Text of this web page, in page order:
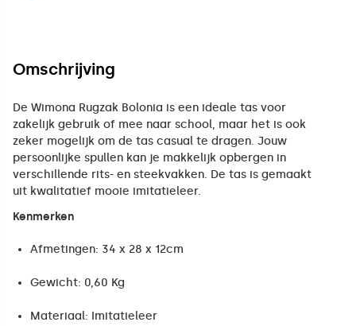
Omschrijving
De Wimona Rugzak Bolonia is een ideale tas voor
zakelijk gebruik of mee naar school, maar het is ook
zeker mogelijk om de tas casual te dragen. Jouw
persoonlijke spullen kan je makkelijk opbergen in
verschillende rits- en steekvakken. De tas is gemaakt
uit kwalitatief mooie imitatieleer.
Kenmerken
Afmetingen: 34 x 28 x 12cm
Gewicht: 0,60 Kg
Materiaal: Imitatieleer